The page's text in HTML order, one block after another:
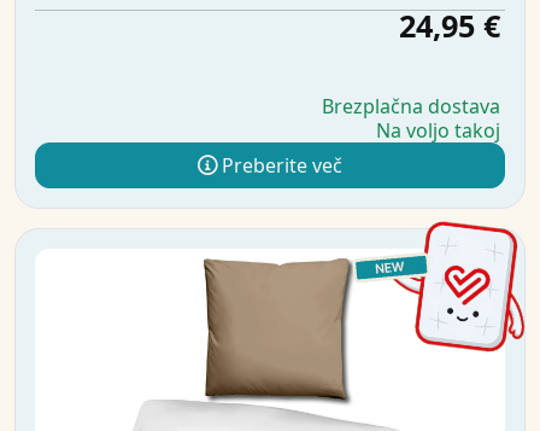
24,95 €
Brezplačna dostava
Na voljo takoj
Preberite več